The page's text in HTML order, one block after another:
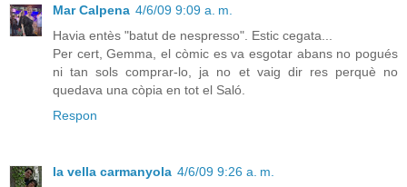
Mar Calpena 4/6/09 9:09 a. m.
Havia entès "batut de nespresso". Estic cegata...
Per cert, Gemma, el còmic es va esgotar abans no pogués
ni tan sols comprar-lo, ja no et vaig dir res perquè no
quedava una còpia en tot el Saló.
Respon
la vella carmanyola 4/6/09 9:26 a. m.